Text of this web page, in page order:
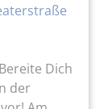
Dich
der